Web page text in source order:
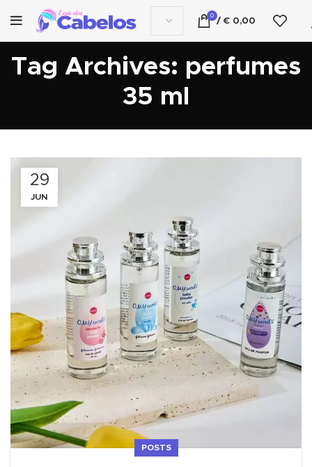
0
/ € 0,00
Tag Archives: perfumes
35 ml
29
JUN
POSTS